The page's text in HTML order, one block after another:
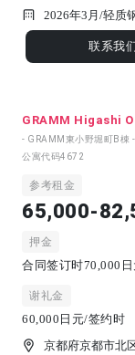
2026年3月/轻质
联系我
GRAMM Higashi
- GRAMM東小野堀町B棟 -
公寓代码4672
参考租金
65,000-
押金
合同签订时70,000
谢礼金
60,000日元/签约时
京都府京都市北